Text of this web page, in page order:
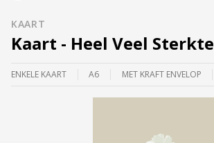
KAART
Kaart - Heel Veel Sterkte
ENKELE KAART A6 MET KRAFT ENVELOP